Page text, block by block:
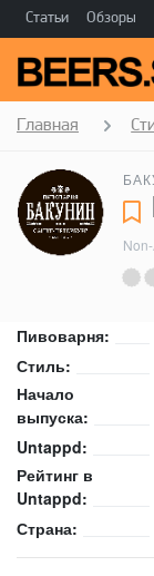
Статьи Обзоры
Главная
Пивоварня:
Стиль:
Начало
выпуска:
Untappd:
Рейтинг в
Untappd:
Страна: